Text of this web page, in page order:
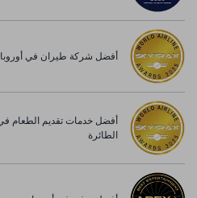
أفضل شركة طيران في أوروبا
الطائرة